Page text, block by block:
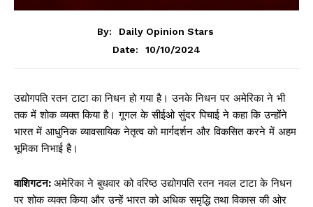
By:
Daily Opinion Stars
Date:
10/10/2024
उद्योगपति रतन टाटा का निधन हो गया है। उनके निधन पर अमेरिका ने भी
तक में शोक व्यक्त किया है। गूगल के सीईओ सुंदर पिचाई ने कहा कि उन्होंने
भारत में आधुनिक व्यावसायिक नेतृत्व को मार्गदर्शन और विकसित करने में अहम
भूमिका निभाई है।
वाशिगटन: अमेरिका ने बुधवार को वरिष्ठ उद्योगपति रतन नवल टाटा के निधन
पर शोक व्यक्त किया और उन्हें भारत को अधिक समृद्धि तथा विकास की ओर